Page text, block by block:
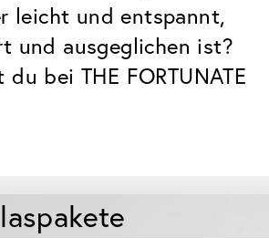
leicht und entspannt,
und ausgeglichen ist?
bei THE FORTUNATE